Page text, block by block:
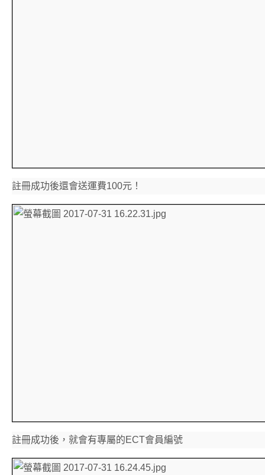
註冊成功後還會送運費100元！
註冊成功後，就會有專屬的ECT會員編號